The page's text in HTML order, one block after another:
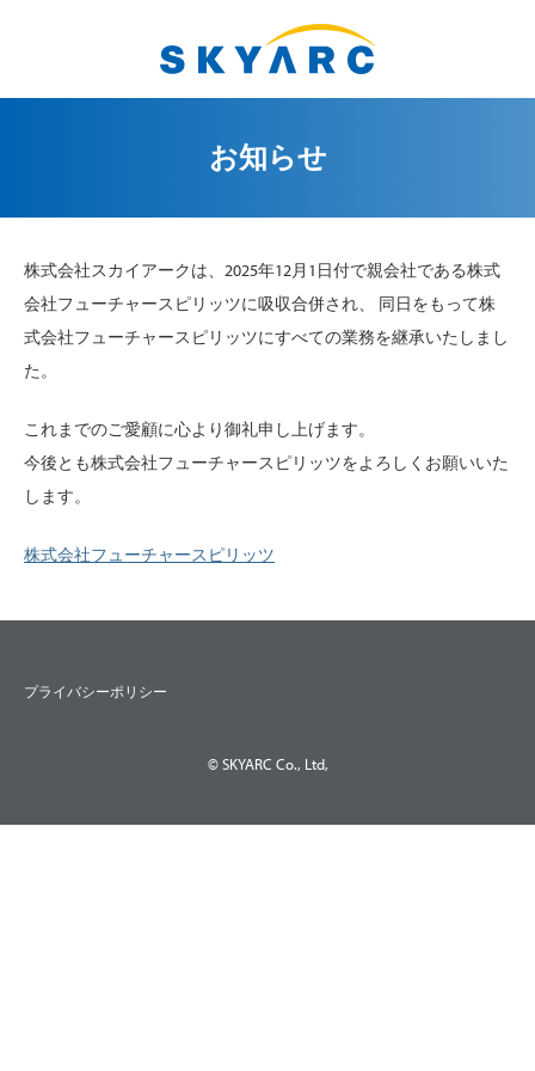
お知らせ
株式会社スカイアークは、2025年12月1日付で親会社である株式
会社フューチャースピリッツに吸収合併され、 同日をもって株
式会社フューチャースピリッツにすべての業務を継承いたしまし
た。
これまでのご愛顧に心より御礼申し上げます。
今後とも株式会社フューチャースピリッツをよろしくお願いいた
します。
株式会社フューチャースピリッツ
プライバシーポリシー
© SKYARC Co., Ltd,